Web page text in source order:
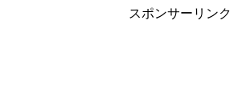
スポンサーリンク